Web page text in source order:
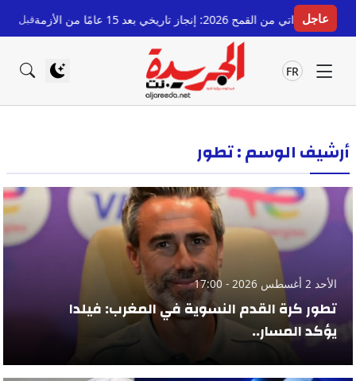
عاجل
2026: إنجاز تاريخي بعد 15 عامًا من الأزمة قبل 10 ساعات
FR
أرشيف الوسم : تطور
الأحد 2 أغسطس 2026 - 17:00
تطور كرة القدم النسوية في المغرب: فيلدا
يؤكد المسار..